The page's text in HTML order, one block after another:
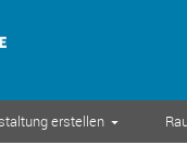
erstellen